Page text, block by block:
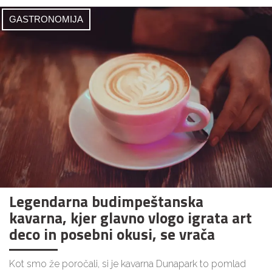
GASTRONOMIJA
Legendarna budimpeštanska
kavarna, kjer glavno vlogo igrata art
deco in posebni okusi, se vrača
Kot smo že poročali, si je kavarna Dunapark to pomlad